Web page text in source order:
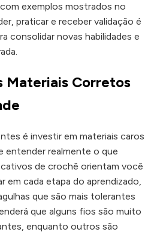
exemplos mostrados no
praticar e receber validação é
consolidar novas habilidades e
Materiais Corretos
é investir em materiais caros
entender realmente o que
de crochê orientam você
em cada etapa do aprendizado,
que são mais tolerantes
que alguns fios são muito
enquanto outros são